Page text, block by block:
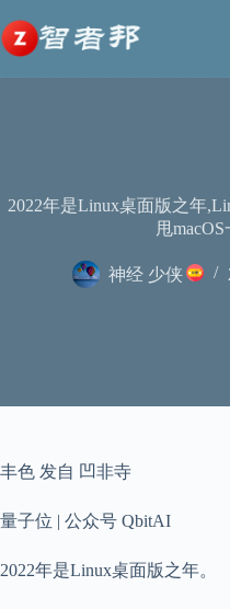
至
内
容
2022年是Linux桌面版之年
甩
神经 少侠
丰色 发自 凹非寺
量子位 | 公众号 QbitAI
2022年是Linux桌面版之年。